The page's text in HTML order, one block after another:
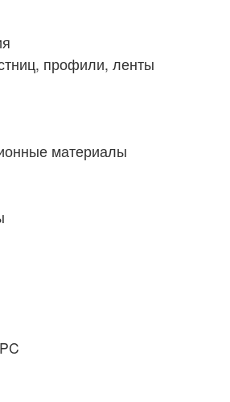
профили, ленты
материалы